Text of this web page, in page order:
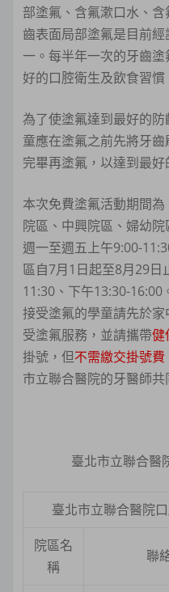
部塗氟、含氟漱口水、
齒表面局部塗氟是目前
一。每半年一次的牙齒
好的口腔衛生及飲食習
為了使塗氟達到最好的
童應在塗氟之前先將牙
完畢再塗氟，以達到最好
本次免費塗氟活動期間
院區、中興院區、婦幼
週一至週五上午9:00-
區自7月1日起至8月29日
11:30、下午13:30-16:00
接受塗氟的學童請先於
受塗氟服務，並請攜帶健
掛號，但不需繳交掛號費
市立聯合醫院的牙醫師
臺北市立聯合醫
臺北市立聯合醫院
院區名
稱
聯